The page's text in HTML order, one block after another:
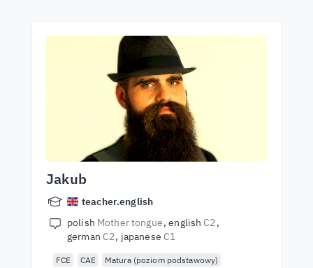
Jakub
teacher.english
polish Mother tongue english C2
german C2 japanese C1
FCE CAE
Matura (poziom podstawowy)